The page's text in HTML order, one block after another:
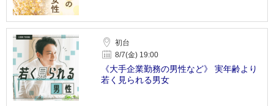
初台
8/7(金) 19:00
《大手企業勤務の男性など》 実年齢より
若く見られる男女